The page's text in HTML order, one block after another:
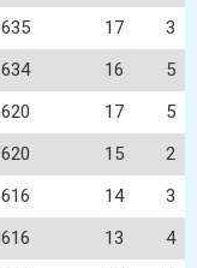
635 17
3
634 16
5
620 17
5
620 15
2
616 14
3
616 13
4